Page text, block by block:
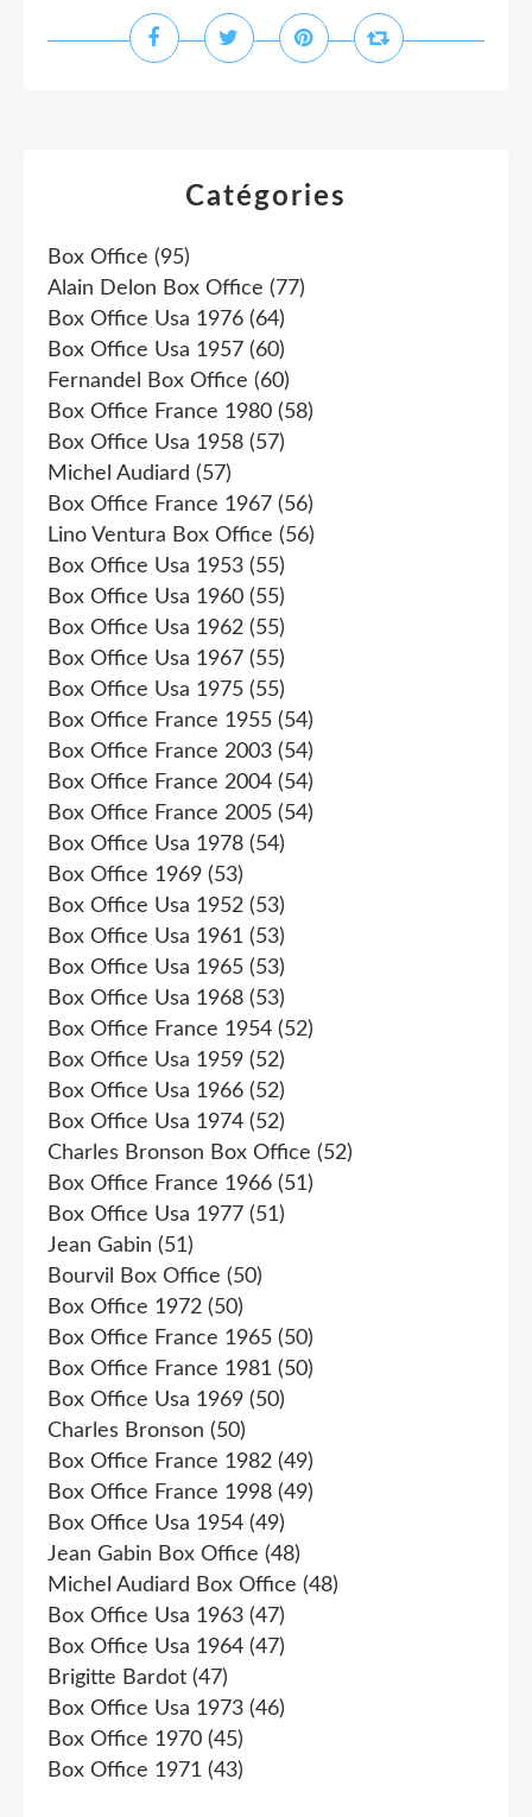
Catégories
Box Office (95)
Alain Delon Box Office (77)
Box Office Usa 1976 (64)
Box Office Usa 1957 (60)
Fernandel Box Office (60)
Box Office France 1980 (58)
Box Office Usa 1958 (57)
Michel Audiard (57)
Box Office France 1967 (56)
Lino Ventura Box Office (56)
Box Office Usa 1953 (55)
Box Office Usa 1960 (55)
Box Office Usa 1962 (55)
Box Office Usa 1967 (55)
Box Office Usa 1975 (55)
Box Office France 1955 (54)
Box Office France 2003 (54)
Box Office France 2004 (54)
Box Office France 2005 (54)
Box Office Usa 1978 (54)
Box Office 1969 (53)
Box Office Usa 1952 (53)
Box Office Usa 1961 (53)
Box Office Usa 1965 (53)
Box Office Usa 1968 (53)
Box Office France 1954 (52)
Box Office Usa 1959 (52)
Box Office Usa 1966 (52)
Box Office Usa 1974 (52)
Charles Bronson Box Office (52)
Box Office France 1966 (51)
Box Office Usa 1977 (51)
Jean Gabin (51)
Bourvil Box Office (50)
Box Office 1972 (50)
Box Office France 1965 (50)
Box Office France 1981 (50)
Box Office Usa 1969 (50)
Charles Bronson (50)
Box Office France 1982 (49)
Box Office France 1998 (49)
Box Office Usa 1954 (49)
Jean Gabin Box Office (48)
Michel Audiard Box Office (48)
Box Office Usa 1963 (47)
Box Office Usa 1964 (47)
Brigitte Bardot (47)
Box Office Usa 1973 (46)
Box Office 1970 (45)
Box Office 1971 (43)